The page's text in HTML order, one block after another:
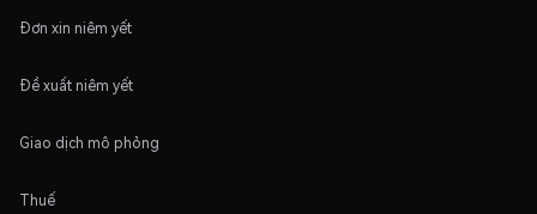
Đơn xin niêm yết
Đề xuất niêm yết
Giao dịch mô phỏng
Thuế